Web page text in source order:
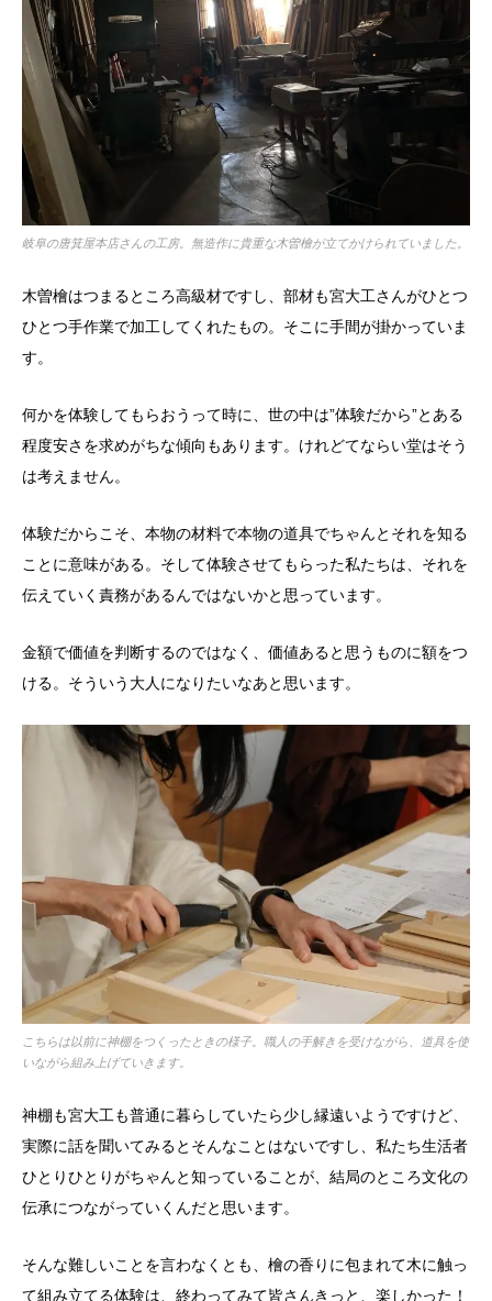
岐阜の唐箕屋本店さんの工房。無造作に貴重な木曽檜が立てかけられていました。
木曽檜はつまるところ高級材ですし、部材も宮大工さんがひとつ
ひとつ手作業で加工してくれたもの。そこに手間が掛かっていま
す。
何かを体験してもらおうって時に、世の中は”体験だから”とある
程度安さを求めがちな傾向もあります。けれどてならい堂はそう
は考えません。
体験だからこそ、本物の材料で本物の道具でちゃんとそれを知る
ことに意味がある。そして体験させてもらった私たちは、それを
伝えていく責務があるんではないかと思っています。
金額で価値を判断するのではなく、価値あると思うものに額をつ
ける。そういう大人になりたいなあと思います。
こちらは以前に神棚をつくったときの様子。職人の手解きを受けながら、道具を使
いながら組み上げていきます。
神棚も宮大工も普通に暮らしていたら少し縁遠いようですけど、
実際に話を聞いてみるとそんなことはないですし、私たち生活者
ひとりひとりがちゃんと知っていることが、結局のところ文化の
伝承につながっていくんだと思います。
そんな難しいことを言わなくとも、檜の香りに包まれて木に触っ
て組み立てる体験は、終わってみて皆さんきっと、楽しかった！